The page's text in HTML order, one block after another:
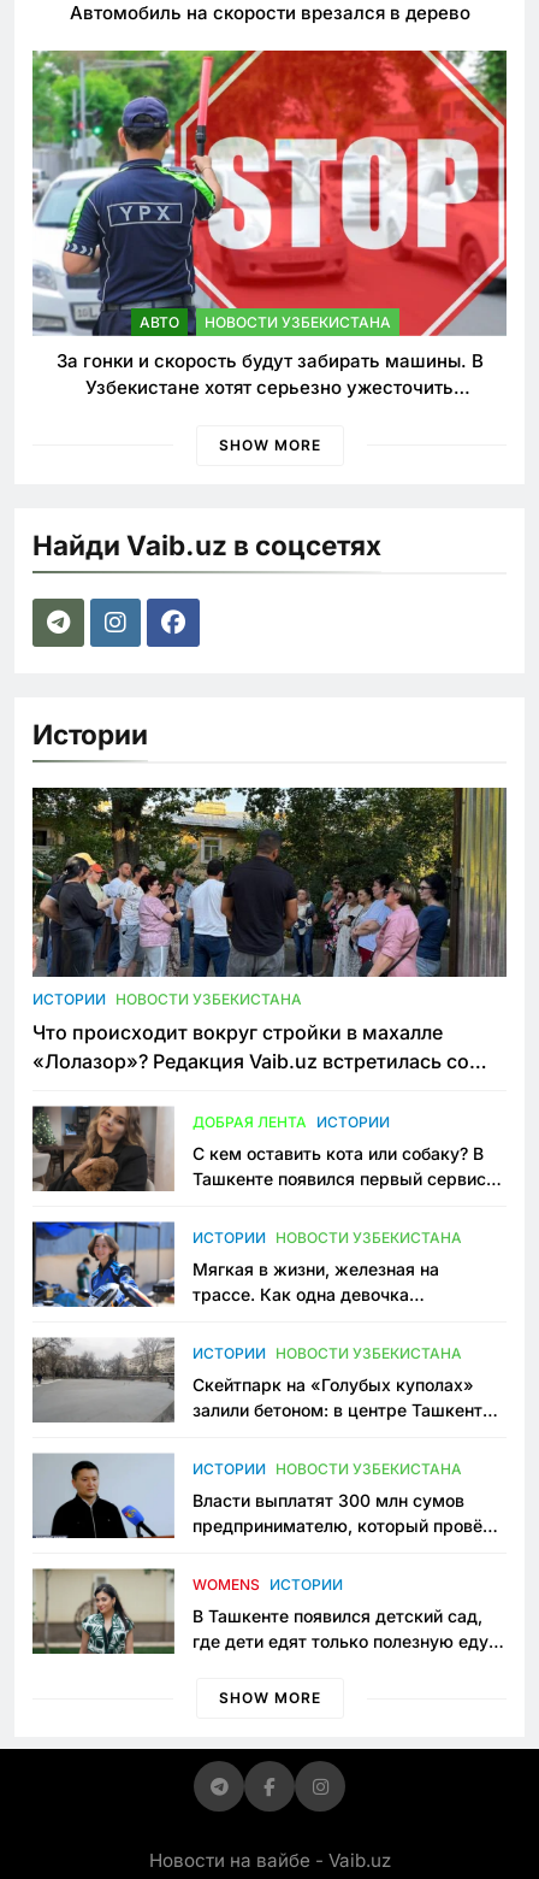
Автомобиль на скорости врезался в дерево
АВТО НОВОСТИ УЗБЕКИСТАНА
За гонки и скорость будут забирать машины. В
Узбекистане хотят серьезно ужесточить
SHOW MORE
Найди Vaib.uz в соцсетях
Истории
ИСТОРИИ НОВОСТИ УЗБЕКИСТАНА
Что происходит вокруг стройки в махалле
«Лолазор»? Редакция Vaib.uz встретилась со
ДОБРАЯ ЛЕНТА ИСТОРИИ
С кем оставить кота или собаку? В
Ташкенте появился первый сервис
ИСТОРИИ НОВОСТИ УЗБЕКИСТАНА
Мягкая в жизни, железная на
трассе. Как одна девочка
Узбекистане
ИСТОРИИ НОВОСТИ УЗБЕКИСТАНА
Скейтпарк на «Голубых куполах»
залили бетоном: в центре Ташкента
пространство
ИСТОРИИ НОВОСТИ УЗБЕКИСТАНА
Власти выплатят 300 млн сумов
предпринимателю, который провёл
приговору
WOMENS ИСТОРИИ
В Ташкенте появился детский сад,
где дети едят только полезную еду.
просить «кашу без сахара»
SHOW MORE
Новости на вайбе - Vaib.uz